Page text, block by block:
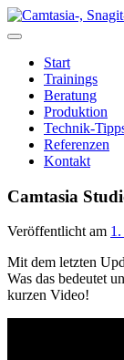
Zum
Inhalt
Start
Trainings
Beratung
Produktion
Technik-
Referenzen
Kontakt
Camtasia
Veröffentlicht am
Mit dem letzten
Was das bedeutet
kurzen Video!